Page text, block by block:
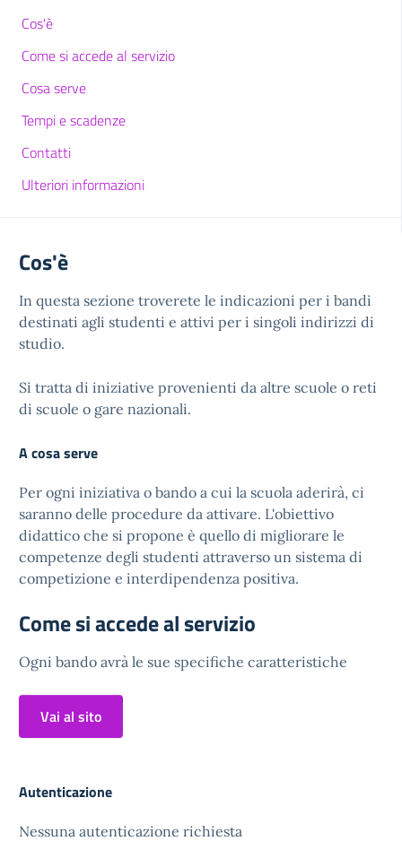
Cos'è
Come si accede al servizio
Cosa serve
Tempi e scadenze
Contatti
Ulteriori informazioni
Cos'è
In questa sezione troverete le indicazioni per i bandi
destinati agli studenti e attivi per i singoli indirizzi di
studio.
Si tratta di iniziative provenienti da altre scuole o reti
di scuole o gare nazionali.
A cosa serve
Per ogni iniziativa o bando a cui la scuola aderirà, ci
saranno delle procedure da attivare. L'obiettivo
didattico che si propone è quello di migliorare le
competenze degli studenti attraverso un sistema di
competizione e interdipendenza positiva.
Come si accede al servizio
Ogni bando avrà le sue specifiche caratteristiche
Vai al sito
Autenticazione
Nessuna autenticazione richiesta